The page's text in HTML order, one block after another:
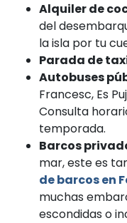
Alquiler de
del
la isla por tu
Parada de
Autobuses
Francesc, Es
Consulta
temporada.
Barcos
mar, este es
de barcos en
muchas
escondidas o